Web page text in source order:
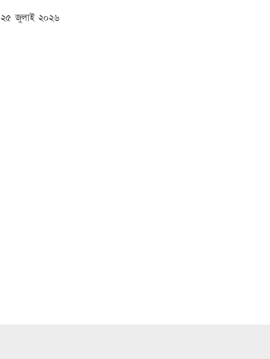
POSTED
২৫ জুলাই ২০২৬